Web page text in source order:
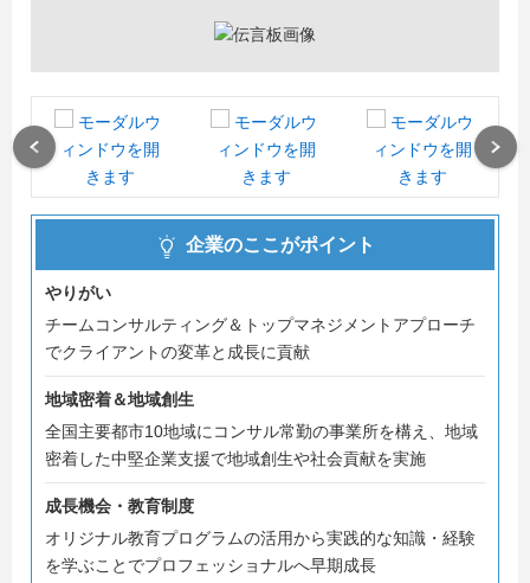
企業のここがポイント
やりがい
チームコンサルティング＆トップマネジメントアプローチ
でクライアントの変革と成長に貢献
地域密着＆地域創生
全国主要都市10地域にコンサル常勤の事業所を構え、地域
密着した中堅企業支援で地域創生や社会貢献を実施
成長機会・教育制度
オリジナル教育プログラムの活用から実践的な知識・経験
を学ぶことでプロフェッショナルへ早期成長